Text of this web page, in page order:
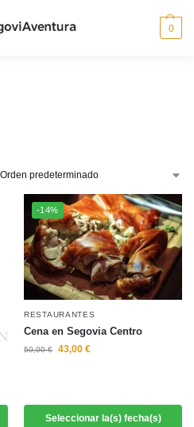
0
-14%
RESTAURANTES
Cena en Segovia Centro
50,00€ 43,00 €
Seleccionar la(s) fecha(s)